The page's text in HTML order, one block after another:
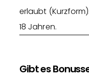
erlaubt
18 Jahren.
Gibt es